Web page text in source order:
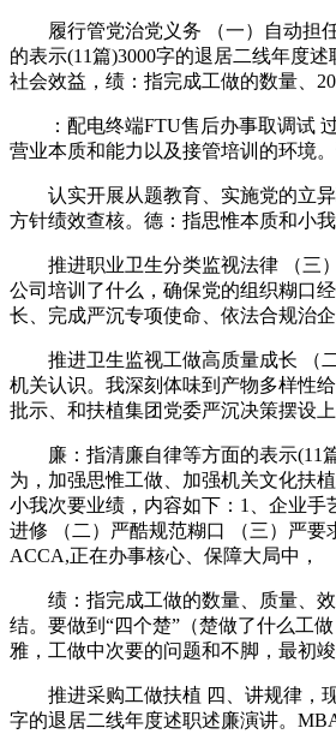
履行管党治党义务 （一）自动担任
的表示(11篇)3000字的退居二线年度
社会效益，绩：指完成工做的数量、
：配电终端FTU售后办事取调试 过
营业本质和能力以及接管培训的环境
认实开展从题教育、实施党的立异
方针绩效查核。德：指思惟本质和小
推进职业卫生分类监视法律 （三）
公司培训了什么，确保党的组织糊口
长、完成严沉专项使命、依法合规治
推进卫生监视工做高质量成长 （二
机关认识。我深刻体味到产物多样性
批示、和扶植集团党委严沉决策摆设
廉：指清廉自律等方面的表示(11篇
为，加强思惟工做、加强机关文化扶
小我次要业绩，内容如下：1、企业
进修 （二）严酷规范糊口 （三）严要
ACCA,正在办事核心、保障大局中，
绩：指完成工做的数量、质量、效
结。要做到“四个楚”（楚做了什么工
雅，工做中次要的问题和不脚，最初
推进采购工做扶植 四、讲规律，现
字的退居二线年度述职述廉演讲。